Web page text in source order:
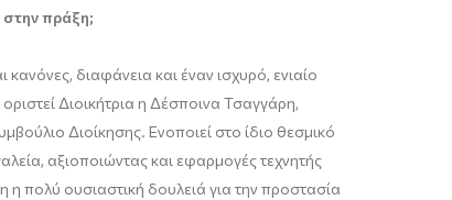
στην πράξη;
διαφάνεια και έναν ισχυρό, ενιαίο
Διοικήτρια η Δέσποινα Τσαγγάρη,
Διοίκησης. Ενοποιεί στο ίδιο θεσμικό
αξιοποιώντας και εφαρμογές τεχνητής
η πολύ ουσιαστική δουλειά για την προστασία